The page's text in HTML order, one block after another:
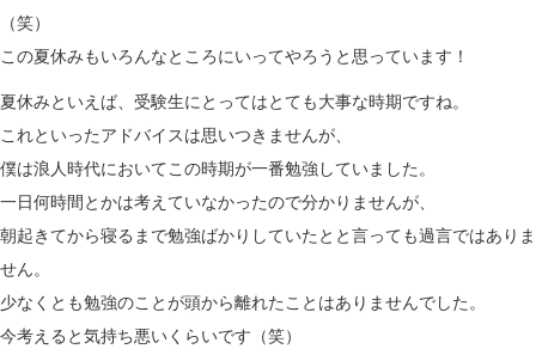
（笑）
この夏休みもいろんなところにいってやろうと思っています！
夏休みといえば、受験生にとってはとても大事な時期ですね。
これといったアドバイスは思いつきませんが、
僕は浪人時代においてこの時期が一番勉強していました。
一日何時間とかは考えていなかったので分かりませんが、
朝起きてから寝るまで勉強ばかりしていたとと言っても過言ではありま
せん。
少なくとも勉強のことが頭から離れたことはありませんでした。
今考えると気持ち悪いくらいです（笑）